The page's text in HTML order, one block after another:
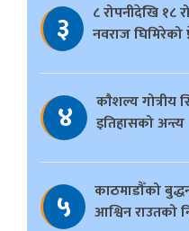
३
८ रोपनीदेखि १८
नवराज घिमिरेको
४
काैशल्य गोत्रीय
इतिहासको अन्त्य
५
काठमाडौँको
आश्विन राउतको